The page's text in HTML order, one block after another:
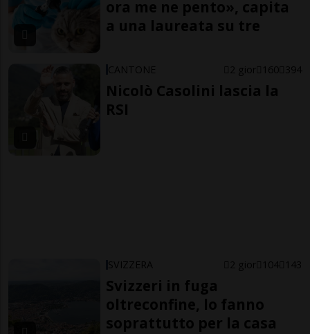
ora me ne pento», capita
a una laureata su tre
CANTONE 2 gior 160 394
Nicolò Casolini lascia la
RSI
SVIZZERA 2 gior 104 143
Svizzeri in fuga
oltreconfine, lo fanno
soprattutto per la casa